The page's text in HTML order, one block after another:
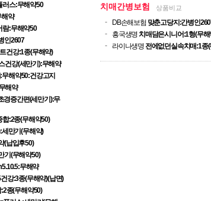
러스:무해약50
약
람:무해약50
인2607
건강:1종(무해약)
건강(세만기):무해약
해약50:건강고지
해약
경증간편(세만기):무
:2종(무해약50)
만기(무해약)
(납입후50)
기(무해약50)
무해약
강:3종(무해약)(납면)
종(무해약50)
치매간병보험 상품비교
- DB손해보험 맞춘고당지:간병인
-
흥국생명치매담은시니어:1형(무해
-
라이나생명 전에없던실속치매:1종